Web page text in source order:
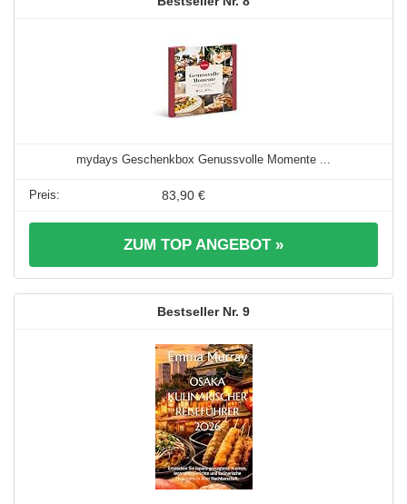
mydays Geschenkbox Genussvolle Momente ...
83,90 €
ZUM TOP ANGEBOT »
9